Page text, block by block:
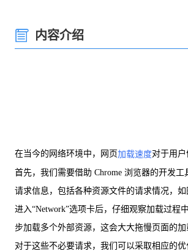
内容介绍
在当今的网络环境中，网页加载速度对于用
首先，我们需要借助 Chrome 浏览器的开发
请求信息，包括各种资源文件的请求情况，如
进入“Network”选项卡后，仔细观察加载过
步加载多个外部资源，这会大大拖慢页面的加
对于这些不必要请求，我们可以采取相应的